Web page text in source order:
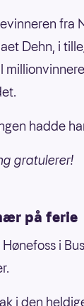
fra
Dehn, i
hadde
gratulerer!
på ferie
i
i den